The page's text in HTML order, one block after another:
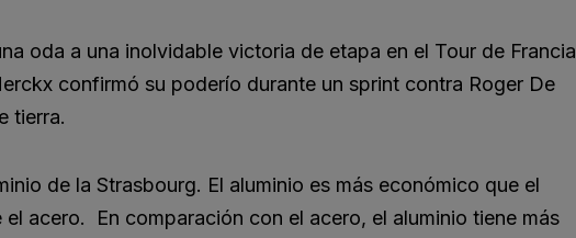
oda a una inolvidable victoria de etapa en el Tour de Francia
confirmó su poderío durante un sprint contra Roger De
tierra.
de la Strasbourg. El aluminio es más económico que el
acero. En comparación con el acero, el aluminio tiene más